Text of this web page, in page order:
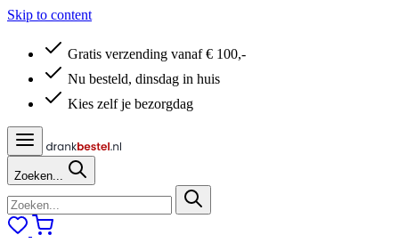
Skip to content
Gratis verzending vanaf € 100,-
Nu besteld, dinsdag in huis
Kies zelf je bezorgdag
Zoeken...